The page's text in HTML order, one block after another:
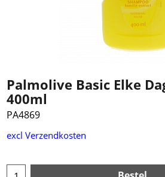
Palmolive Basic Elke
400ml
PA4869
excl Verzendkosten